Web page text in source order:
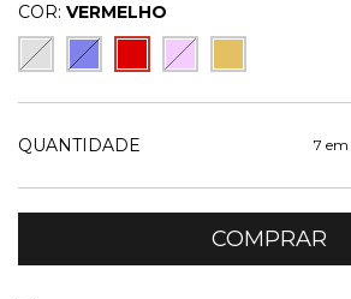
COR: VERMELHO
QUANTIDADE 7 em